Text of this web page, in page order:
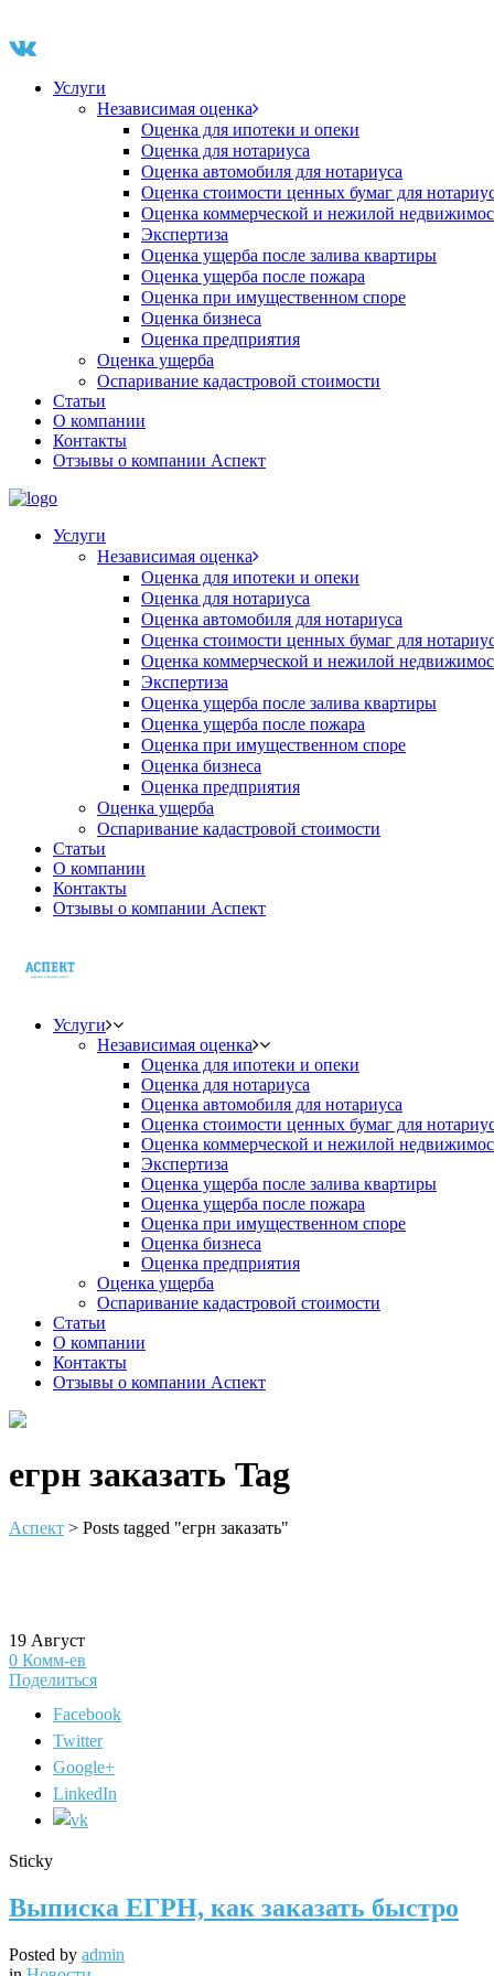
Услуги
Независимая оценка
Оценка для ипотеки и опеки
Оценка для нотариуса
Оценка автомобиля для нотариуса
Оценка стоимости ценных бумаг для
Оценка коммерческой и нежилой
Экспертиза
Оценка ущерба после залива квартиры
Оценка ущерба после пожара
Оценка при имущественном споре
Оценка бизнеса
Оценка предприятия
Оценка ущерба
Оспаривание кадастровой стоимости
Статьи
О компании
Контакты
Отзывы о компании Аспект
Услуги
Независимая оценка
Оценка для ипотеки и опеки
Оценка для нотариуса
Оценка автомобиля для нотариуса
Оценка стоимости ценных бумаг для
Оценка коммерческой и нежилой
Экспертиза
Оценка ущерба после залива квартиры
Оценка ущерба после пожара
Оценка при имущественном споре
Оценка бизнеса
Оценка предприятия
Оценка ущерба
Оспаривание кадастровой стоимости
Статьи
О компании
Контакты
Отзывы о компании Аспект
Услуги
Независимая оценка
Оценка для ипотеки и опеки
Оценка для нотариуса
Оценка автомобиля для нотариуса
Оценка стоимости ценных бумаг для
Оценка коммерческой и нежилой
Экспертиза
Оценка ущерба после залива квартиры
Оценка ущерба после пожара
Оценка при имущественном споре
Оценка бизнеса
Оценка предприятия
Оценка ущерба
Оспаривание кадастровой стоимости
Статьи
О компании
Контакты
Отзывы о компании Аспект
егрн заказать Tag
Аспект > Posts tagged "егрн заказать"
19 Август
0 Комм-ев
Поделиться
Facebook
Twitter
Google+
LinkedIn
Sticky
Выписка ЕГРН, как заказать быстро
Posted by admin